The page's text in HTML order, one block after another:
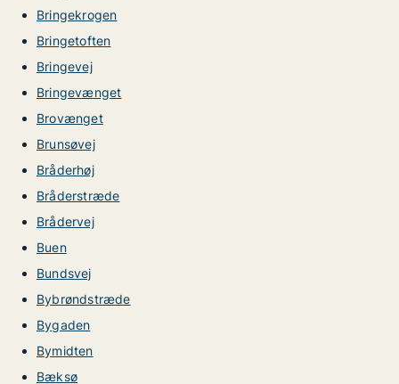
Bringekrogen
Bringetoften
Bringevej
Bringevænget
Brovænget
Brunsøvej
Bråderhøj
Bråderstræde
Brådervej
Buen
Bundsvej
Bybrøndstræde
Bygaden
Bymidten
Bæksø